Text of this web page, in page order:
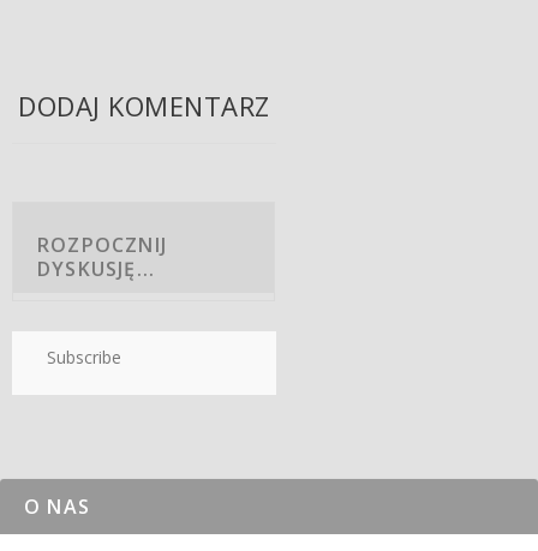
DODAJ KOMENTARZ
Subscribe
O NAS